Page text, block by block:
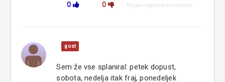
0 0 Prijavi neprimerno vsebino
gost
Sem že vse splaniral: petek dopust,
sobota, nedelja itak fraj, ponedeljek